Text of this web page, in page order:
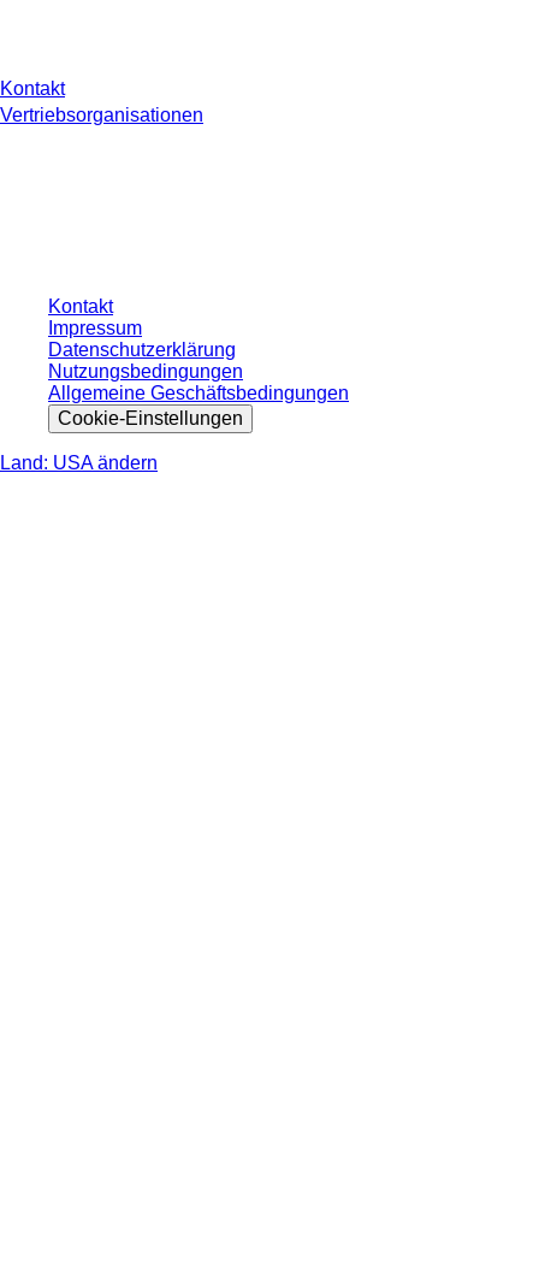
Kontakt
Vertriebsorganisationen
Kontakt
Impressum
Datenschutzerklärung
Nutzungsbedingungen
Allgemeine Geschäftsbedingungen
Cookie-Einstellungen
Land: USA ändern